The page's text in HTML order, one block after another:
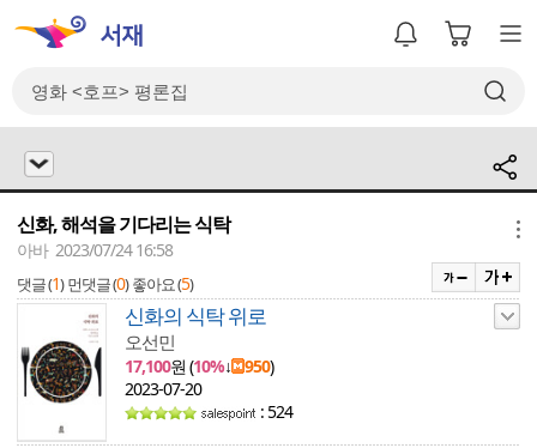
신화, 해석을 기다리는 식탁
아바 2023/07/24 16:58
댓글 (1) 먼댓글 (0) 좋아요 (5)
신화의 식탁 위로
오선민
17,100원 (10%↓ 950)
2023-07-20
: 524